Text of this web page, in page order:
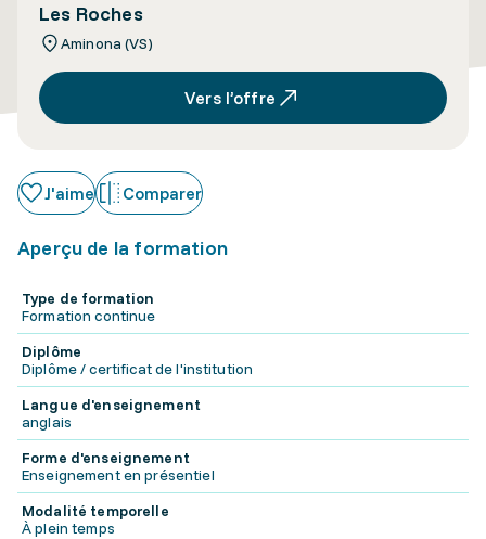
Les Roches
Aminona (VS)
Vers l’offre
J'aime Comparer
Aperçu de la formation
Type de formation
Formation continue
Diplôme
Diplôme / certificat de l'institution
Langue d'enseignement
anglais
Forme d'enseignement
Enseignement en présentiel
Modalité temporelle
À plein temps